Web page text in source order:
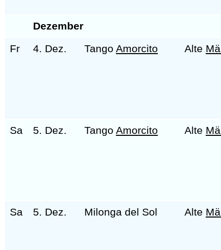
Dezember
Fr
4. Dez. Tango Amorcito Alte
Sa 5. Dez. Tango Amorcito Alte
Sa 5. Dez. Milonga del Sol Alte